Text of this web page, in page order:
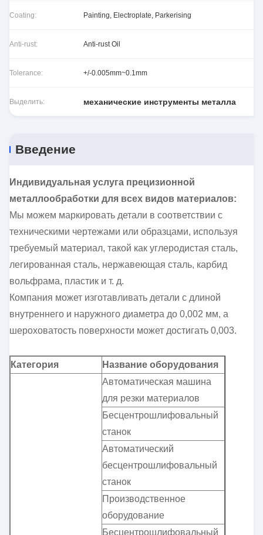
Coating: Painting, Electroplate, Parkerising
Anti-rust: Anti-rust Oil
Tolerance: +/-0.005mm~0.1mm
Выделить: механические инструменты металла
Введение
Индивидуальная услуга прецизионной
металлообработки для всех видов материалов:
Мы можем маркировать детали в соответствии с
техническими чертежами или образцами, используя
требуемый материал, такой как углеродистая сталь,
легированная сталь, нержавеющая сталь, карбид
вольфрама, пластик и т. д.
Компания может изготавливать детали с длиной
внутреннего и наружного диаметра до 0,002 мм, а
шероховатость поверхности может достигать 0,003.
Категория Название оборудования
Автоматическая машина
для резки материалов
Бесцентрошлифовальный
станок
Автоматический
бесцентрошлифовальный
станок
Производственное
оборудование
Бесцентрошлифовальный